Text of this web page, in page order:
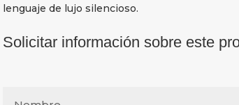
lenguaje de lujo silencioso.
Solicitar información sobre este